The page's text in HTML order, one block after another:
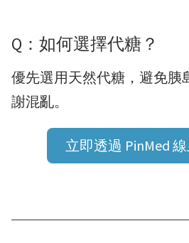
Q：如何選擇代糖？
優先選用天然代糖，避免胰
謝混亂。
立即透過 PinMed